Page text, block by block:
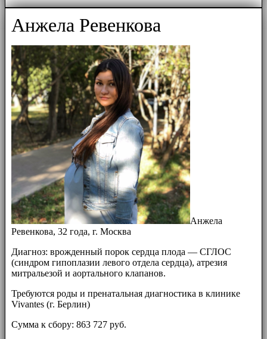
Анжела Ревенкова
Анжела
Ревенкова, 32 года, г. Москва
Диагноз: врожденный порок сердца плода — СГЛОС
(синдром гипоплазии левого отдела сердца), атрезия
митральезой и аортального клапанов.
Требуются роды и пренатальная диагностика в клинике
Vivantes (г. Берлин)
Сумма к сбору: 863 727 руб.